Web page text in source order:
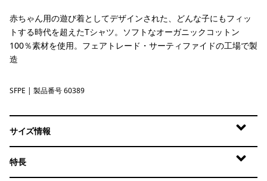
赤ちゃん用の遊び着としてデザインされた、どんな子にもフィッ
トする時代を超えたTシャツ。ソフトなオーガニックコットン
100％素材を使用。フェアトレード・サーティファイドの工場で製
造
Surf Shelly: Peach Sherbet
SFPE | 製品番号 60389
サイズ情報
特長